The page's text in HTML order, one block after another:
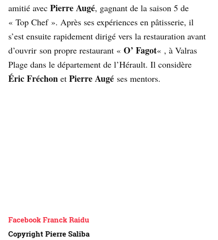
amitié avec Pierre Augé, gagnant de la saison 5 de
« Top Chef ». Après ses expériences en pâtisserie, il
s’est ensuite rapidement dirigé vers la restauration avant
d’ouvrir son propre restaurant « O’ Fagot« , à Valras
Plage dans le département de l’Hérault. Il considère
Éric Fréchon et Pierre Augé ses mentors.
Facebook Franck Raidu
Copyright Pierre Saliba